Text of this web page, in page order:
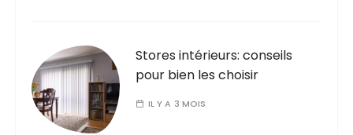
Stores intérieurs: conseils
pour bien les choisir
IL Y A 3 MOIS